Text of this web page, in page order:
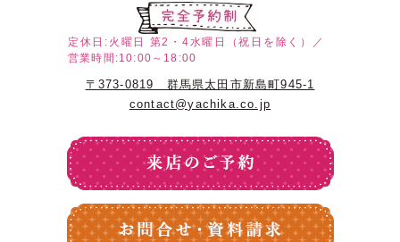
定休日:火曜日
第2・4水曜日（祝日を除く）／
営業時間:10:00～18:00
〒373-0819 群馬県太田市新島町945-1
contact@yachika.co.jp